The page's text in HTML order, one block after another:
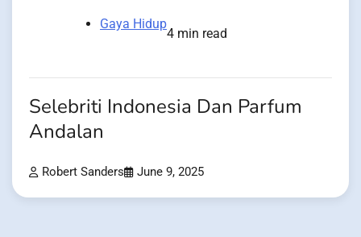
Gaya Hidup
4 min read
Selebriti Indonesia Dan Parfum
Andalan
Robert Sanders June 9, 2025